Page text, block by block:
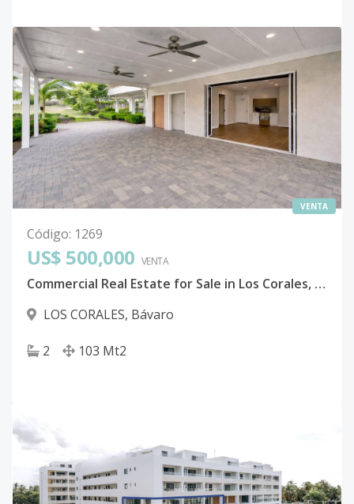
VENTA
Código: 1269
US$ 500,000 VENTA
Commercial Real Estate for Sale in Los Corales, Bávaro – Prime Location Near Bávaro Beach
LOS CORALES, Bávaro
2 103 Mt2